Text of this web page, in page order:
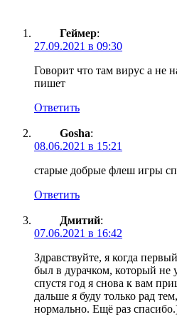
Геймер:
27.09.2021 в 09:30
Говорит что там вирус а не
пишет
Ответить
Gosha:
08.06.2021 в 15:21
старые добрые флеш игры
Ответить
Дмитий:
07.06.2021 в 16:42
Здравствуйте, я когда
был в дурачком, который не
спустя год я снова к вам
дальше я буду только рад
нормально. Ещё раз